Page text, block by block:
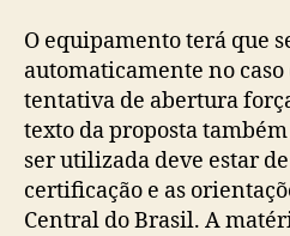
O equipamento terá que
automaticamente no caso
tentativa de abertura
texto da proposta
ser utilizada deve estar
certificação e as
Central do Brasil. A